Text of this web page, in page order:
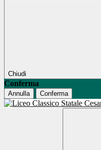
Chiudi
Conferma
Annulla Conferma